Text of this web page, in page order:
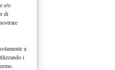
e/o
di
a
i